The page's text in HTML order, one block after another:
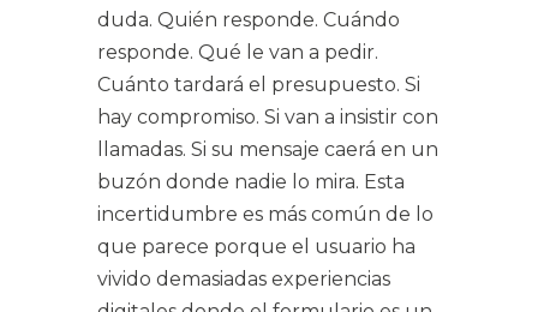
duda. Quién responde. Cuándo
responde. Qué le van a pedir.
Cuánto tardará el presupuesto. Si
hay compromiso. Si van a insistir con
llamadas. Si su mensaje caerá en un
buzón donde nadie lo mira. Esta
incertidumbre es más común de lo
que parece porque el usuario ha
vivido demasiadas experiencias